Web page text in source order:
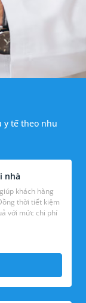
y tế theo nhu
nhà
khách hàng
thời tiết kiệm